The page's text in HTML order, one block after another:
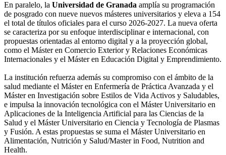
En paralelo, la Universidad de Granada amplía su programación
de posgrado con nueve nuevos másteres universitarios y eleva a 154
el total de títulos oficiales para el curso 2026-2027. La nueva oferta
se caracteriza por su enfoque interdisciplinar e internacional, con
propuestas orientadas al entorno digital y a la proyección global,
como el Máster en Comercio Exterior y Relaciones Económicas
Internacionales y el Máster en Educación Digital y Emprendimiento.
La institución refuerza además su compromiso con el ámbito de la
salud mediante el Máster en Enfermería de Práctica Avanzada y el
Máster en Investigación sobre Estilos de Vida Activos y Saludables,
e impulsa la innovación tecnológica con el Máster Universitario en
Aplicaciones de la Inteligencia Artificial para las Ciencias de la
Salud y el Máster Universitario en Ciencia y Tecnología de Plasmas
y Fusión. A estas propuestas se suma el Máster Universitario en
Alimentación, Nutrición y Salud/Master in Food, Nutrition and
Health.